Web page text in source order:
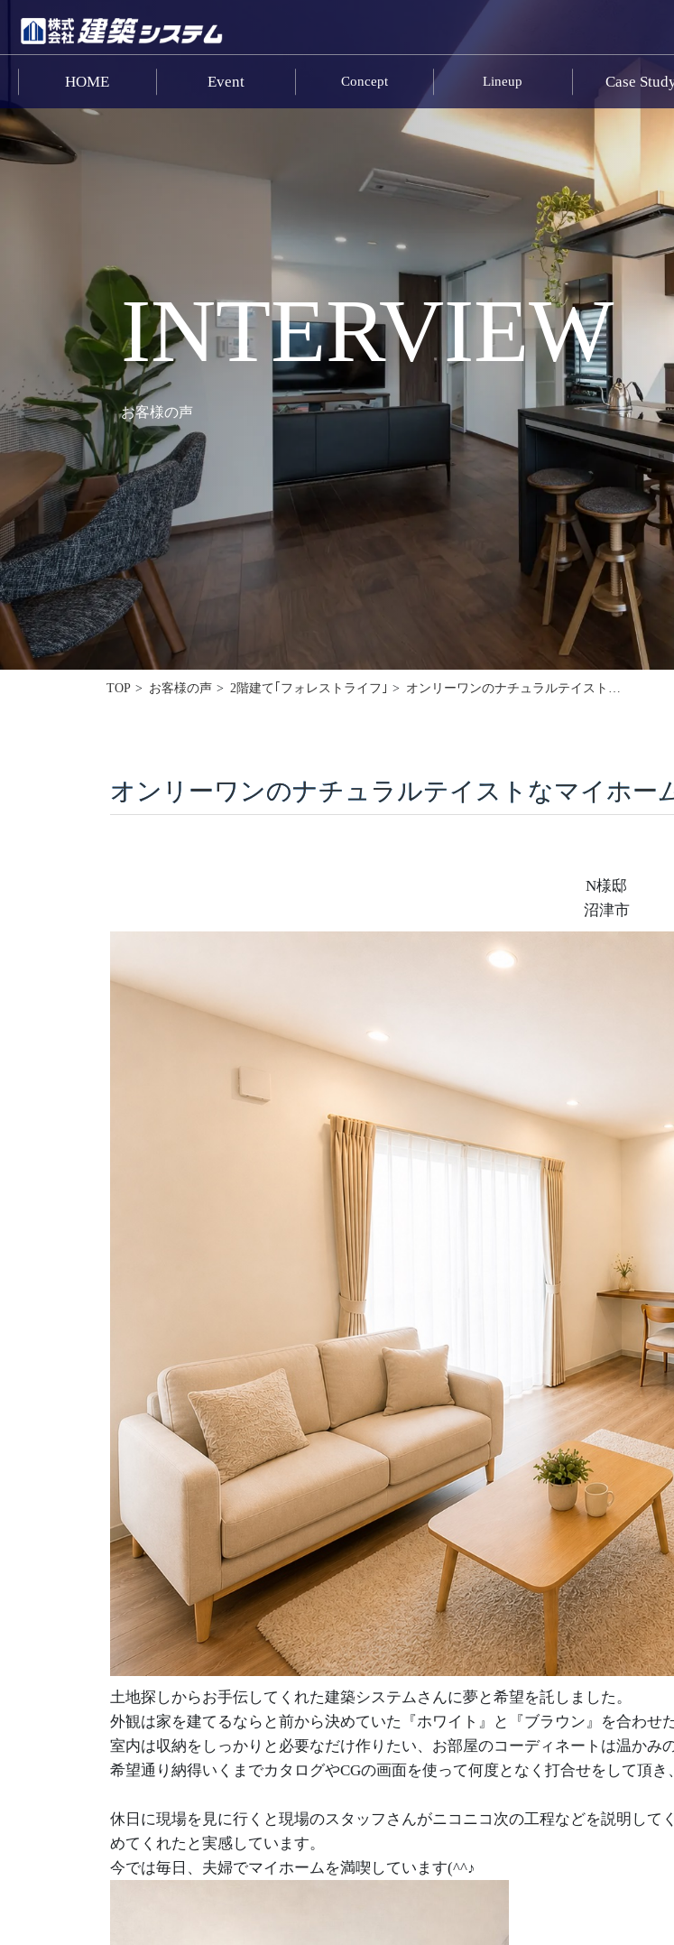
HOME Event Concept Lineup Case
INTERVIEW
お客様の声
TOP お客様の声 2階建て｢フォレストライフ｣ オンリーワンのナチュラルテイスト…
オンリーワンのナチュラルテイストなマイホー
N様邸
沼津市
土地探しからお手伝してくれた建築システムさんに夢と希望を託しました。
外観は家を建てるならと前から決めていた『ホワイト』と『ブラウン』を合わせ
室内は収納をしっかりと必要なだけ作りたい、お部屋のコーディネートは温かみ
希望通り納得いくまでカタログやCGの画面を使って何度となく打合せをして頂き
休日に現場を見に行くと現場のスタッフさんがニコニコ次の工程などを説明し
めてくれたと実感しています。
今では毎日、夫婦でマイホームを満喫しています(^^♪
お問い合わせ
HOME
商品ラインナップ
施工事例
お客様の声
リフォーム･リノベーション
採用情報
モデルハウス
ルームツアー
お知らせ
コラム
会社案内